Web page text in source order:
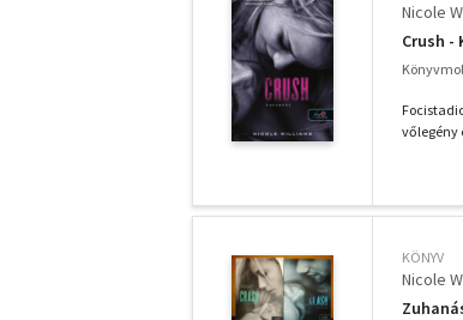
Nicole
Crush -
vőlegény
KÖNYV
Nicole